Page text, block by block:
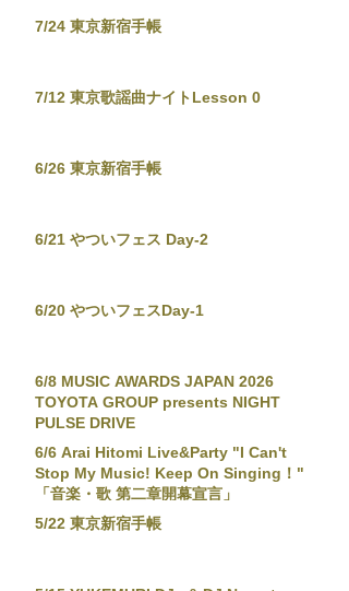
7/24 東京新宿手帳
7/12 東京歌謡曲ナイトLesson 0
6/26 東京新宿手帳
6/21 やついフェス Day-2
6/20 やついフェスDay-1
6/8 MUSIC AWARDS JAPAN 2026
TOYOTA GROUP presents NIGHT
PULSE DRIVE
6/6 Arai Hitomi Live&Party "I Can't
Stop My Music! Keep On Singing！"
「音楽・歌 第二章開幕宣言」
5/22 東京新宿手帳